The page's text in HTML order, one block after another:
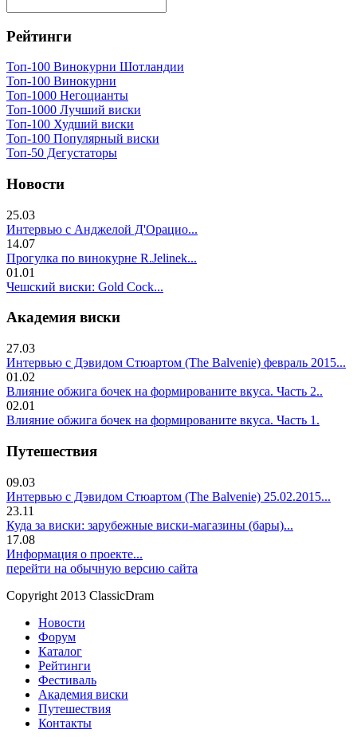
Рейтинги
Топ-100 Винокурни Шотландии
Топ-100 Винокурни
Топ-1000 Негоцианты
Топ-1000 Лучший виски
Топ-100 Худший виски
Топ-100 Популярный виски
Топ-50 Дегустаторы
Новости
25.03
Интервью с Анджелой Д'Орацио...
14.07
Прогулка по винокурне R.Jelinek...
01.01
Чешский виски: Gold Cock...
Академия виски
27.03
Интервью с Дэвидом Стюартом (The Balvenie) февраль 2015...
01.02
Влияние обжига бочек на формированите вкуса. Часть 2..
02.01
Влияние обжига бочек на формированите вкуса. Часть 1.
Путешествия
09.03
Интервью с Дэвидом Стюартом (The Balvenie) 25.02.2015...
23.11
Куда за виски: зарубежные виски-магазины (бары)...
17.08
Информация о проекте...
перейти на обычную версию сайта
Copyright 2013 ClassicDram
Новости
Форум
Каталог
Рейтинги
Фестиваль
Академия виски
Путешествия
Контакты